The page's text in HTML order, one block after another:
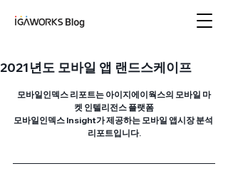
2021년도 모바일 앱 랜드스케이프
모바일인덱스 리포트는 아이지에이웍스의 모바일 마
켓 인텔리전스 플랫폼
모바일인덱스 Insight가 제공하는 모바일 앱시장 분석
리포트입니다.